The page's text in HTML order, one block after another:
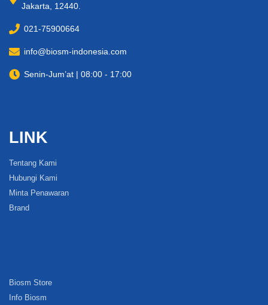
Jakarta, 12440.
021-75900664
info@biosm-indonesia.com
Senin-Jum’at | 08:00 - 17:00
LINK
Tentang Kami
Hubungi Kami
Minta Penawaran
Brand
Biosm Store
Info Biosm